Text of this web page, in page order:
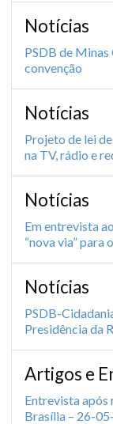
Notícias
PSDB de Minas
convenção
Notícias
Projeto de lei
na TV, rádio e
Notícias
Em entrevista
“nova via” para
Notícias
PSDB-
Presidência da
Artigos e
Entrevista após
Brasília – 26-